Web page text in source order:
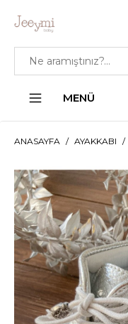
MENÜ
ANASAYFA AYAKKABI